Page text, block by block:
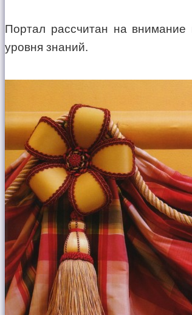
Портал рассчитан на внимание
уровня знаний.